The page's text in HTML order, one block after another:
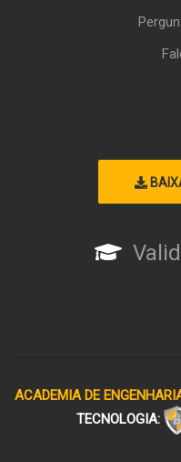
ACADEMIA DE
TECNOLOGIA: